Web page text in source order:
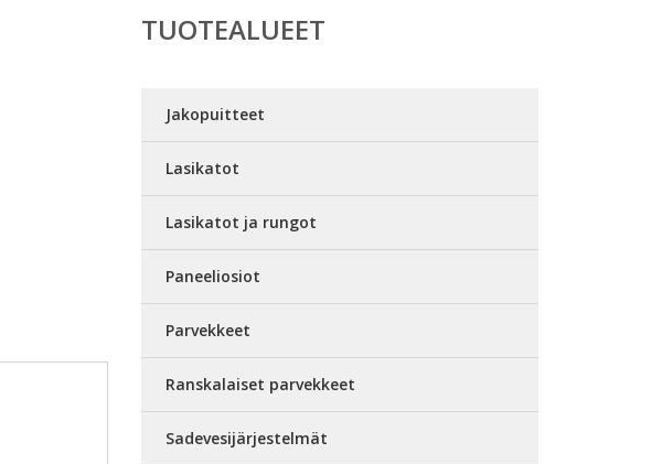
TUOTEALUEET
Jakopuitteet
Lasikatot
Lasikatot ja rungot
Paneeliosiot
Parvekkeet
Ranskalaiset parvekkeet
Sadevesijärjestelmät